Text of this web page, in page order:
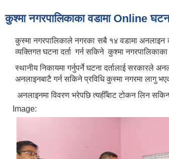
कुश्मा नगरपालिकाका वडामा Online
कुस्मा नगरपालिकाले नगरका सबै १४ वडामा अनलाइन
व्यक्तिगत घटना दर्ता गर्न सकिने कुश्मा
स्थानीय निकायमा गर्नुपर्ने घटना दर्तालाई सरकारले
अनलाइनबाटै गर्न सकिने प्रविधि कुस्मा नगरमा लागु
अनलाइनमा विवरण भरेपछि त्यहीँबाट टोकन लिन
Image: